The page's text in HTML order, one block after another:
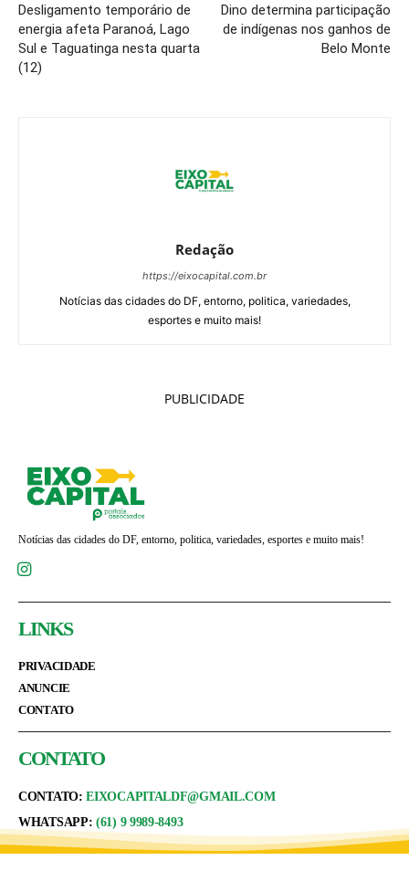
Desligamento temporário de
energia afeta Paranoá, Lago
Sul e Taguatinga nesta quarta
(12)
Dino determina participação
de indígenas nos ganhos de
Belo Monte
Redação
https://eixocapital.com.br
Notícias das cidades do DF, entorno, politica, variedades,
esportes e muito mais!
PUBLICIDADE
Notícias das cidades do DF, entorno, politica, variedades, esportes e muito mais!
LINKS
PRIVACIDADE
ANUNCIE
CONTATO
CONTATO
CONTATO:EIXOCAPITALDF@GMAIL.COM
WHATSAPP: (61) 9 9989-8493